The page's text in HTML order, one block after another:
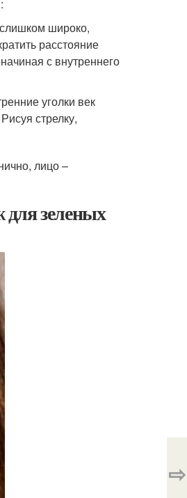
широко,
расстояние
с внутреннего
уголки век
стрелку,
лицо –
зеленых
⇨